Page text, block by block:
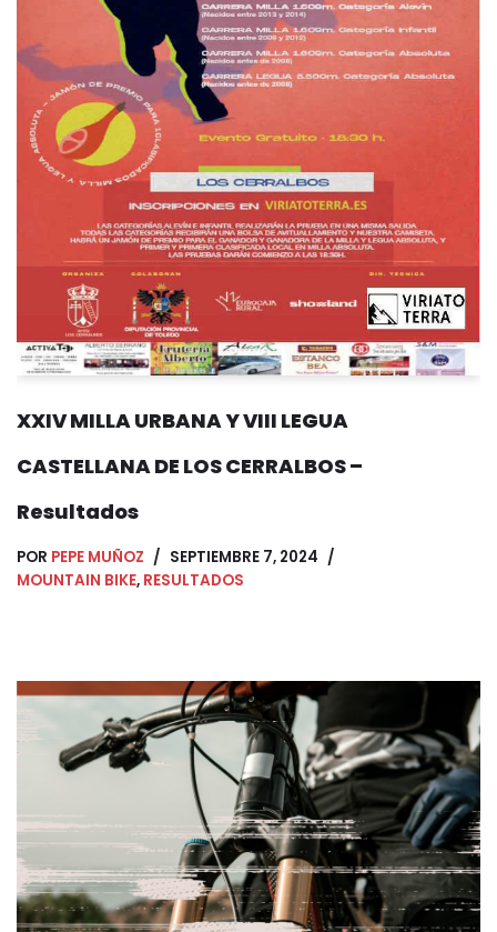
XXIV MILLA URBANA Y VIII LEGUA
CASTELLANA DE LOS CERRALBOS –
Resultados
POR PEPE MUÑOZ
SEPTIEMBRE 7, 2024
MOUNTAIN BIKE, RESULTADOS